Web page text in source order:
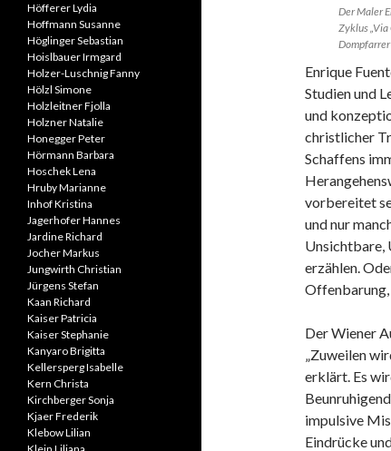
Der Maler
Zyklus „Via
Dompfarrer
Enrique
Studien und
und
christlicher
Schaffens
vorbereitet
und nur
Unsichtbare,
erzählen.
Offenbarung,
Der Wiener
„Zuweilen
erklärt. Es
impulsive
Eindrücke
Höfferer Lydia
Hoffmann Susanne
Höglinger Sebastian
Hoislbauer Irmgard
Holzer-Luschnig Fanny
Hölzl Simone
Holzleitner Fjolla
Holzner Natalie
Honegger Peter
Hörmann Barbara
Hoschek Lena
Hruby Marianne
Inhof Kristina
Jagerhofer Hannes
Jardine Richard
Jocher Markus
Jungwirth Christian
Jürgens Stefan
Kaan Richard
Kaiser Patricia
Kaiser Stephanie
Kanyaro Brigitta
Kellersperg Isabelle
Kern Christa
Kirchberger Sonja
Kjaer Frederik
Klebow Lilian